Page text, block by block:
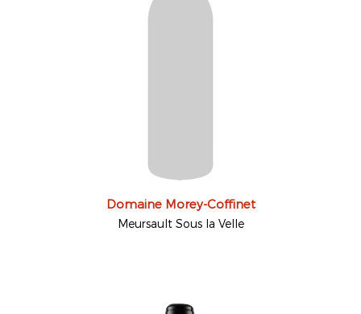
Domaine Morey-Coffinet
Meursault Sous la Velle